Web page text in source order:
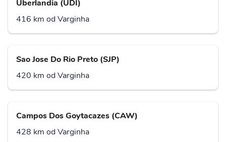
Uberlandia (UDI)
416 km od Varginha
Sao Jose Do Rio Preto (SJP)
420 km od Varginha
Campos Dos Goytacazes (CAW)
428 km od Varginha